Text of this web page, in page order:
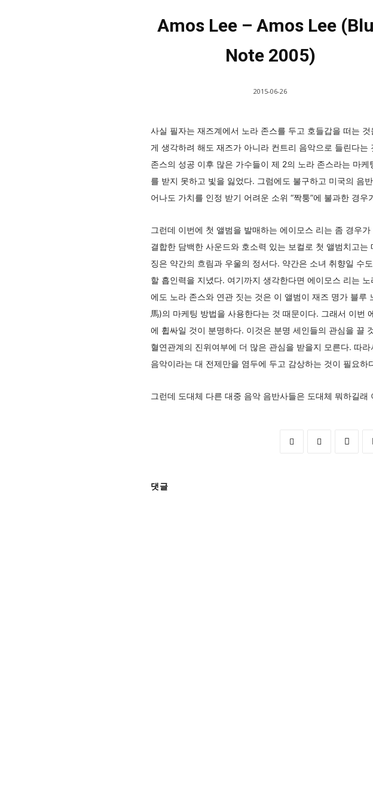
Amos Lee – Amos Lee
Note 2005)
2015-06-26
사실 필자는 재즈계에서 노라 존스를 두고 호들갑을 떠는
게 생각하려 해도 재즈가 아니라 컨트리 음악으로 들린다
존스의 성공 이후 많은 가수들이 제 2의 노라 존스라는 마
를 받지 못하고 빛을 잃었다. 그럼에도 불구하고 미국의 음
어나도 가치를 인정 받기 어려운 소위 “짝퉁”에 불과한 경우
그런데 이번에 첫 앨범을 발매하는 에이모스 리는 좀 경우
결합한 담백한 사운드와 호소력 있는 보컬로 첫 앨범치고
징은 약간의 흐림과 우울의 정서다. 약간은 소녀 취향일 수
할 흡인력을 지녔다. 여기까지 생각한다면 에이모스 리는
에도 노라 존스와 연관 짓는 것은 이 앨범이 재즈 명가 블
馬)의 마케팅 방법을 사용한다는 것 때문이다. 그래서 이번
에 휩싸일 것이 분명하다. 이것은 분명 세인들의 관심을 끌
혈연관계의 진위여부에 더 많은 관심을 받을지 모른다. 따
음악이라는 대 전제만을 염두에 두고 감상하는 것이 필요
그런데 도대체 다른 대중 음악 음반사들은 도대체 뭐하길
댓글